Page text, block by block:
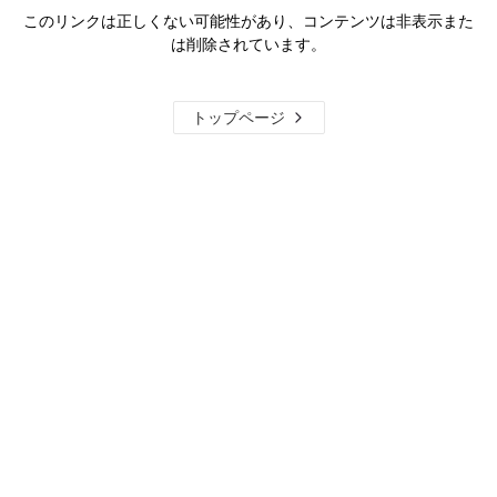
このリンクは正しくない可能性があり、コンテンツは非表示また
は削除されています。
トップページ